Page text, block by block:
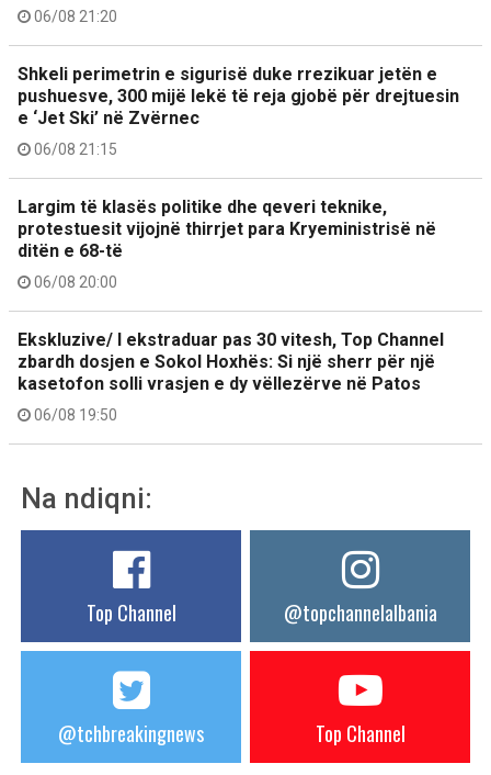
06/08 21:20
Shkeli perimetrin e sigurisë duke rrezikuar jetën e
pushuesve, 300 mijë lekë të reja gjobë për drejtuesin
e ‘Jet Ski’ në Zvërnec
06/08 21:15
Largim të klasës politike dhe qeveri teknike,
protestuesit vijojnë thirrjet para Kryeministrisë në
ditën e 68-të
06/08 20:00
Ekskluzive/ I ekstraduar pas 30 vitesh, Top Channel
zbardh dosjen e Sokol Hoxhës: Si një sherr për një
kasetofon solli vrasjen e dy vëllezërve në Patos
06/08 19:50
Na ndiqni:
Top Channel @topchannelalbania
@tchbreakingnews Top Channel